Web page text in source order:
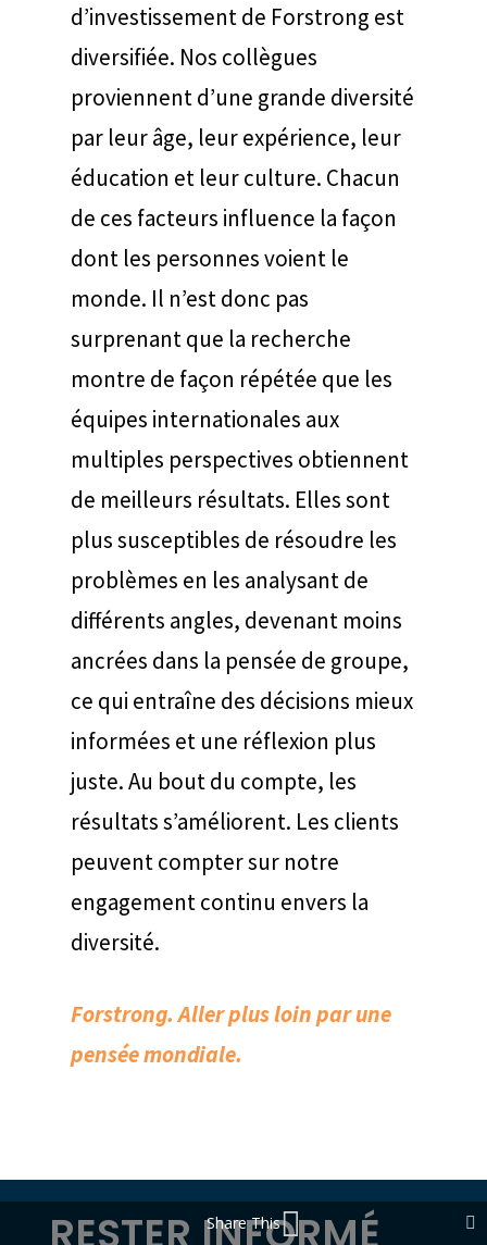
d’investissement de Forstrong est
diversifiée. Nos collègues
proviennent d’une grande diversité
par leur âge, leur expérience, leur
éducation et leur culture. Chacun
de ces facteurs influence la façon
dont les personnes voient le
monde. Il n’est donc pas
surprenant que la recherche
montre de façon répétée que les
équipes internationales aux
multiples perspectives obtiennent
de meilleurs résultats. Elles sont
plus susceptibles de résoudre les
problèmes en les analysant de
différents angles, devenant moins
ancrées dans la pensée de groupe,
ce qui entraîne des décisions mieux
informées et une réflexion plus
juste. Au bout du compte, les
résultats s’améliorent. Les clients
peuvent compter sur notre
engagement continu envers la
diversité.
Forstrong. Aller plus loin par une
pensée mondiale.
Share This